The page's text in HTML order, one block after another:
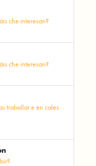
che interesan?
che interesan?
traballar e en cales